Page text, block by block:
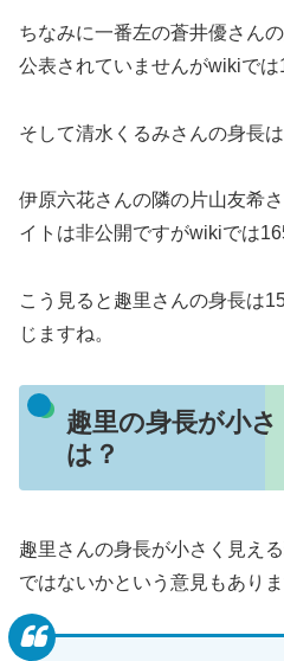
ちなみに一番左の蒼井優さん
公表されていませんがwikiでは
そして清水くるみさんの身長は
伊原六花さんの隣の片山友希
イトは非公開ですがwikiでは
こう見ると趣里さんの身長は
じますね。
趣里の身長が小
は？
趣里さんの身長が小さく見え
ではないかという意見もありま